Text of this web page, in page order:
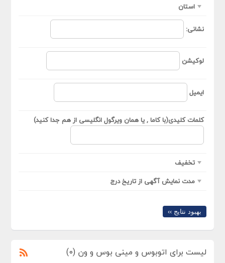
استان
نشانی:
لوکیشن
ایمیل
کلمات کلیدی(با کاما , یا همان ویرگول انگلیسی از هم جدا کنید)
تخفیف
مدت نمایش آگهی از تاریخ درج
بهبود نتایج ››
لیست برای اتوبوس و مینی بوس و ون (0)